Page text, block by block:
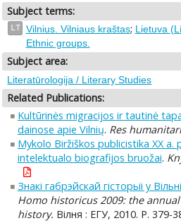
Subject terms:
LT Vilnius. Vilniaus kraštas; Lietuva
Ethnic groups.
Subject area:
Literatūrologija / Literary Studies
Related Publications:
Kultūrinės migracijos ir tautinė
dainose apie Vilnių. Res
Mykolo Biržiškos publicistika XX a.
intelektualo biografijos bruožai.
Знакi габрэйскай гiсторьii у
Homo historicus 2009: the
history. Вiлня : ЕГУ, 2010. P. 379-